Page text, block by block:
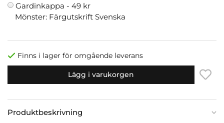
Gardinkappa - 49 kr
Mönster: Färgutskrift Svenska
Finns i lager för omgående leverans
Lägg i varukorgen
Produktbeskrivning